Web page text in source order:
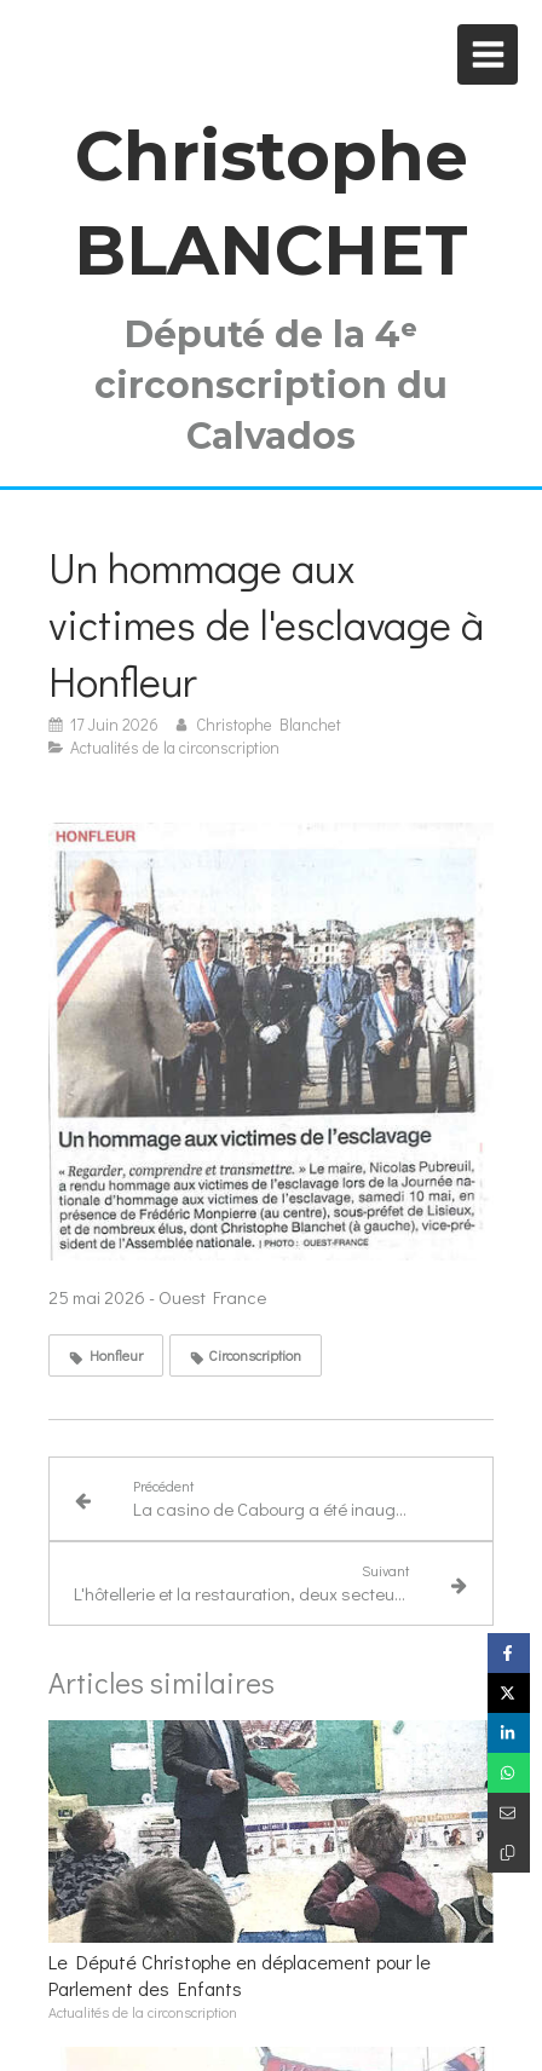
Christophe
BLANCHET
Député de la 4ᵉ
circonscription du
Calvados
Un hommage aux
victimes de l'esclavage à
Honfleur
17 Juin 2026
Christophe Blanchet
Actualités de la circonscription
25 mai 2026 - Ouest France
Honfleur Circonscription
Précédent
La casino de Cabourg a été inauguré
Suivant
L'hôtellerie et la restauration, deux secteurs "en tension"
Articles similaires
Le Député Christophe en déplacement pour le
Parlement des Enfants
Actualités de la circonscription